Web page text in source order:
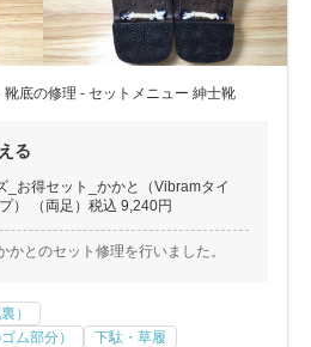
靴底の修理 - セットメニュー 紳士靴
る
_お得セット_かかと（Vibramタイ
） （両足）税込 9,240円
かとのセット修理を行いました。
）
ム部分）
下駄・草履